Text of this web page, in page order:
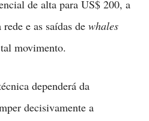
de alta para US$ 200, a
e as saídas de whales
movimento.
dependerá da
decisivamente a